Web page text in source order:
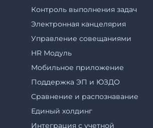
Контроль выполнения задач
Электронная канцелярия
Управление совещаниями
HR Модуль
Мобильное приложение
Поддержка ЭП и ЮЗДО
Cравнение и распознавание
Единый холдинг
Интеграция с учетной